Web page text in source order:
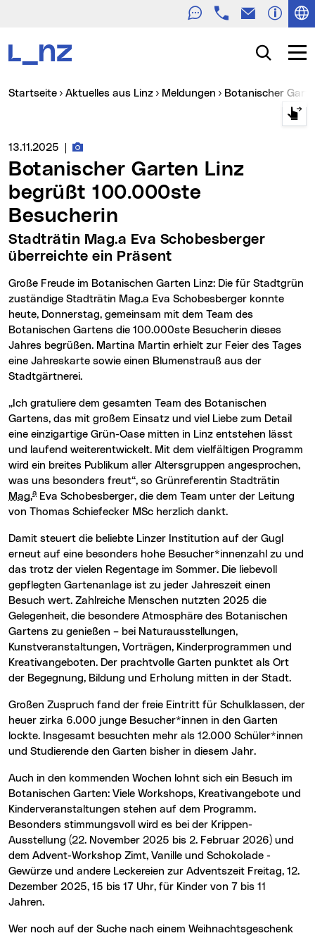
TelefonE-Mail
Suche
Sie sind hier:
Startseite Aktuelles aus Linz Meldungen Botanischer
Medienservice vom:
13.11.2025 Fotos zur Meldung
Botanischer Garten Linz
begrüßt 100.000ste
Besucherin
Stadträtin Mag.a Eva Schobesberger
überreichte ein Präsent
Große Freude im Botanischen Garten Linz: Die für Stadtgrün
zuständige Stadträtin Mag.a Eva Schobesberger konnte
heute, Donnerstag, gemeinsam mit dem Team des
Botanischen Gartens die 100.000ste Besucherin dieses
Jahres begrüßen. Martina Martin erhielt zur Feier des Tages
eine Jahreskarte sowie einen Blumenstrauß aus der
Stadtgärtnerei.
„Ich gratuliere dem gesamten Team des Botanischen
Gartens, das mit großem Einsatz und viel Liebe zum Detail
eine einzigartige Grün-Oase mitten in Linz entstehen lässt
und laufend weiterentwickelt. Mit dem vielfältigen Programm
wird ein breites Publikum aller Altersgruppen angesprochen,
was uns besonders freut“, so Grünreferentin Stadträtin
Mag.a Eva Schobesberger, die dem Team unter der Leitung
von Thomas Schiefecker MSc herzlich dankt.
Damit steuert die beliebte Linzer Institution auf der Gugl
erneut auf eine besonders hohe Besucher*innenzahl zu und
das trotz der vielen Regentage im Sommer. Die liebevoll
gepflegten Gartenanlage ist zu jeder Jahreszeit einen
Besuch wert. Zahlreiche Menschen nutzten 2025 die
Gelegenheit, die besondere Atmosphäre des Botanischen
Gartens zu genießen – bei Naturausstellungen,
Kunstveranstaltungen, Vorträgen, Kinderprogrammen und
Kreativangeboten. Der prachtvolle Garten punktet als Ort
der Begegnung, Bildung und Erholung mitten in der Stadt.
Großen Zuspruch fand der freie Eintritt für Schulklassen, der
heuer zirka 6.000 junge Besucher*innen in den Garten
lockte. Insgesamt besuchten mehr als 12.000 Schüler*innen
und Studierende den Garten bisher in diesem Jahr.
Auch in den kommenden Wochen lohnt sich ein Besuch im
Botanischen Garten: Viele Workshops, Kreativangebote und
Kinderveranstaltungen stehen auf dem Programm.
Besonders stimmungsvoll wird es bei der Krippen-
Ausstellung (22. November 2025 bis 2. Februar 2026) und
dem Advent-Workshop Zimt, Vanille und Schokolade -
Gewürze und andere Leckereien zur Adventszeit Freitag, 12.
Dezember 2025, 15 bis 17 Uhr, für Kinder von 7 bis 11
Jahren.
Wer noch auf der Suche nach einem Weihnachtsgeschenk